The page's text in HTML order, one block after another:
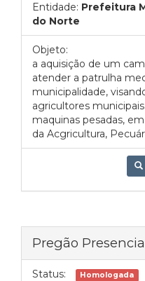
Entidade: Prefeitura
do Norte
Objeto:
a aquisição de um
atender a patrulha
municipalidade,
agricultores
maquinas pesadas,
da Acgricultura,
Pregão
Status: Homologada